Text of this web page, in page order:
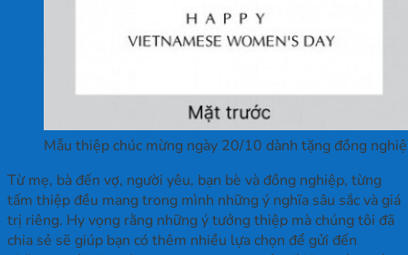
Mẫu thiệp chúc mừng ngày 20/10 dành tặng đồng
Từ mẹ, bà đến vợ, người yêu, bạn bè và đồng nghiệp, từng
tấm thiệp đều mang trong mình những ý nghĩa sâu sắc và giá
trị riêng. Hy vọng rằng những ý tưởng thiệp mà chúng tôi đã
chia sẻ sẽ giúp bạn có thêm nhiều lựa chọn để gửi đến